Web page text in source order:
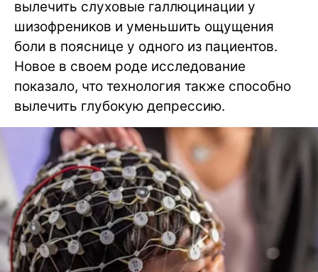
вылечить слуховые галлюцинации у
шизофреников и уменьшить ощущения
боли в пояснице у одного из пациентов.
Новое в своем роде исследование
показало, что технология также способно
вылечить глубокую депрессию.